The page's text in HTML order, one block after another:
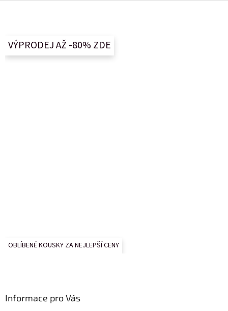
VÝPRODEJ AŽ -80% ZDE
OBLÍBENÉ KOUSKY ZA NEJLEPŠÍ CENY
Informace pro Vás